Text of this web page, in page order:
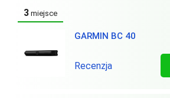
3 miejsce
GARMIN BC 40
Recenzja